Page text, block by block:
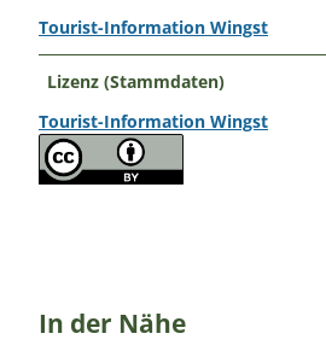
Tourist-Information Wingst
Lizenz (Stammdaten)
Tourist-Information Wingst
In der Nähe